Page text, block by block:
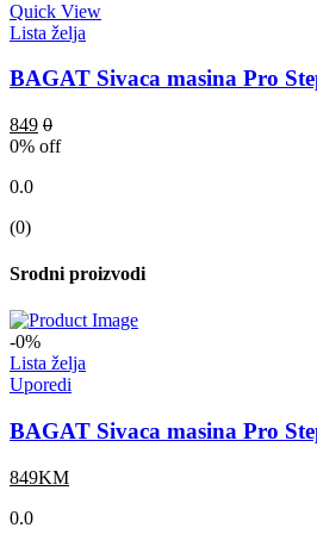
Quick View
Lista želja
BAGAT Sivaca masina Pro
849 0
0% off
0.0
(0)
Srodni proizvodi
-0%
Lista želja
Uporedi
BAGAT Sivaca masina Pro
849KM
0.0